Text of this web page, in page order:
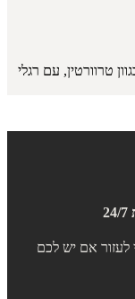
טרוורטין, עם רגלי
לעזור אם יש לכם